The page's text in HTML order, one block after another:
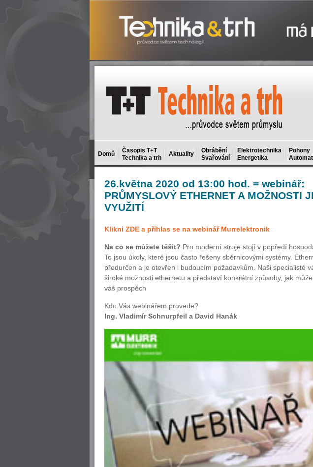
Domů
Časopis T+T
Technika a trh
Aktuality
Obrábění
Svařování
Elektrotechnika
Energetika
Pohony
26.května 2020 od 13:00 hod. = webinář:
PRŮMYSLOVÝ ETHERNET A MOŽNOSTI
VYUŽITÍ
Klikni ZDE a přihlas se na webinář Murrelektronik
Na co se můžete těšit? Pro moderní stroje stojí v popředí
To jsou úkoly, které jsou často řešeny sběrnicovými systémy.
předurčen a je otevřen i budoucím požadavkům. Naši specialisté
široké možnosti ethernetu a představí konkrétní způsoby, jak
váš prospěch
Kdo Vás webinářem provede?
Ing. Vladimír Schnurpfeil a David Hanák